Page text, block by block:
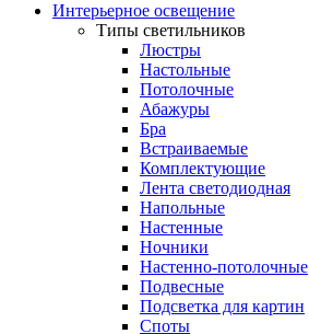
Интерьерное освещение
Типы светильников
Люстры
Настольные
Потолочные
Абажуры
Бра
Встраиваемые
Комплектующие
Лента светодиодная
Напольные
Настенные
Ночники
Настенно-потолочные
Подвесные
Подсветка для картин
Споты